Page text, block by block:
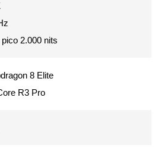
pico 2.000 nits
8 Elite
R3 Pro